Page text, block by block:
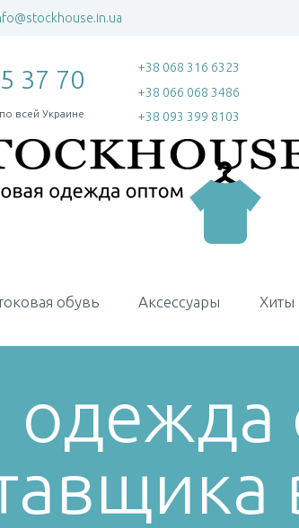
37 70
всей Украине
+38 068 316 6323
+38 066 068 3486
+38 093 399 8103
обувь Аксессуары